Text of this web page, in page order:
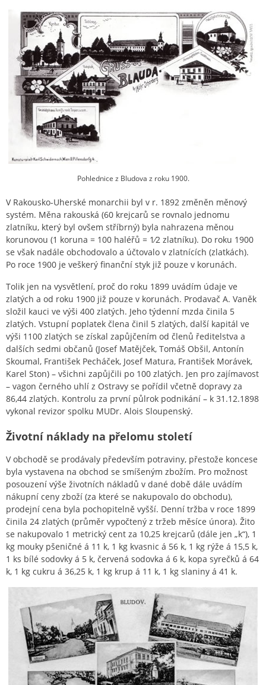
Pohlednice z Bludova z roku 1900.
V Rakousko-Uherské monarchii byl v r. 1892 změněn měnový
systém. Měna rakouská (60 krejcarů se rovnalo jednomu
zlatníku, který byl ovšem stříbrný) byla nahrazena měnou
korunovou (1 koruna = 100 haléřů = 1⁄2 zlatníku). Do roku 1900
se však nadále obchodovalo a účtovalo v zlatnících (zlatkách).
Po roce 1900 je veškerý finanční styk již pouze v korunách.
Tolik jen na vysvětlení, proč do roku 1899 uvádím údaje ve
zlatých a od roku 1900 již pouze v korunách. Prodavač A. Vaněk
složil kauci ve výši 400 zlatých. Jeho týdenní mzda činila 5
zlatých. Vstupní poplatek člena činil 5 zlatých, další kapitál ve
výši 1100 zlatých se získal zapůjčením od členů ředitelstva a
dalších sedmi občanů (Josef Matějček, Tomáš Obšil, Antonín
Skoumal, František Pecháček, Josef Matura, František Morávek,
Karel Ston) – všichni zapůjčili po 100 zlatých. Jen pro zajímavost
– vagon černého uhlí z Ostravy se pořídil včetně dopravy za
86,44 zlatých. Kontrolu za první půlrok podnikání – k 31.12.1898
vykonal revizor spolku MUDr. Alois Sloupenský.
Životní náklady na přelomu století
V obchodě se prodávaly především potraviny, přestože koncese
byla vystavena na obchod se smíšeným zbožím. Pro možnost
posouzení výše životních nákladů v dané době dále uvádím
nákupní ceny zboží (za které se nakupovalo do obchodu),
prodejní cena byla pochopitelně vyšší. Denní tržba v roce 1899
činila 24 zlatých (průměr vypočtený z tržeb měsíce února). Žito
se nakupovalo 1 metrický cent za 10,25 krejcarů (dále jen „k“), 1
kg mouky pšeničné á 11 k, 1 kg kvasnic á 56 k, 1 kg rýže á 15,5 k,
1 ks bílé sodovky á 5 k, červená sodovka á 6 k, kopa syrečků á 64
k, 1 kg cukru á 36,25 k, 1 kg krup á 11 k, 1 kg slaniny á 41 k.